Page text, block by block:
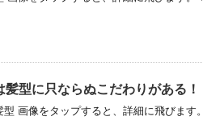
髪型に只ならぬこだわりがある！
型 画像をタップすると、詳細に飛びま